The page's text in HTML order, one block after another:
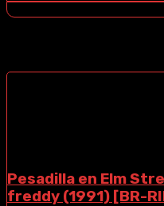
Pesadilla en Elm
freddy (1991) [BR-